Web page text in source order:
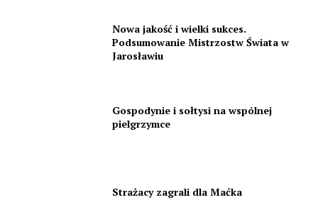
Nowa jakość i wielki sukces.
Podsumowanie Mistrzostw Świata w
Jarosławiu
Gospodynie i sołtysi na wspólnej
pielgrzymce
Strażacy zagrali dla Maćka